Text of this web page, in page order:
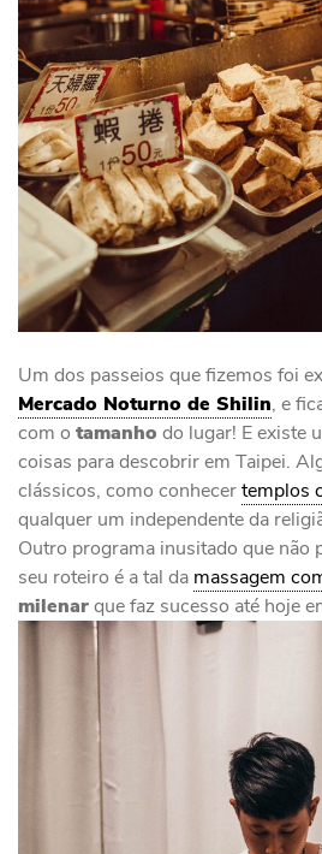
Um dos passeios que fizemos foi
Mercado Noturno de Shilin, e
com o tamanho do lugar! E existe
coisas para descobrir em Taipei.
clássicos, como conhecertemplos
qualquer um independente da
Outro programa inusitado que não
seu roteiro é a tal da massagem
milenarque faz sucesso até hoje